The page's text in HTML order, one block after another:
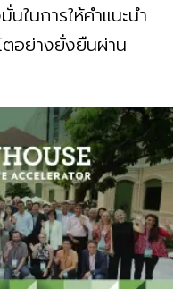
ในการให้คำแนะนำ
ตอย่างยั่งยืนผ่าน